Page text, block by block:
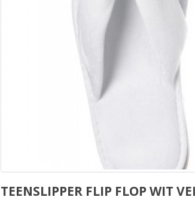
TEENSLIPPER FLIP FLOP WIT